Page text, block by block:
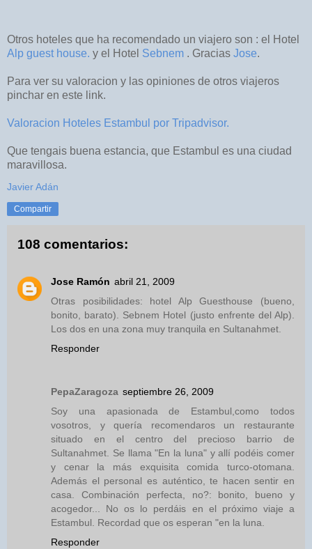
Otros hoteles que ha recomendado un viajero son : el Hotel
Alp guest house. y el Hotel Sebnem . Gracias Jose.
Para ver su valoracion y las opiniones de otros viajeros
pinchar en este link.
Valoracion Hoteles Estambul por Tripadvisor.
Que tengais buena estancia, que Estambul es una ciudad
maravillosa.
Javier Adán
Compartir
108 comentarios:
Jose Ramón abril 21, 2009
Otras posibilidades: hotel Alp Guesthouse (bueno,
bonito, barato). Sebnem Hotel (justo enfrente del Alp).
Los dos en una zona muy tranquila en Sultanahmet.
Responder
PepaZaragoza septiembre 26, 2009
Soy una apasionada de Estambul,como todos
vosotros, y quería recomendaros un restaurante
situado en el centro del precioso barrio de
Sultanahmet. Se llama "En la luna" y allí podéis comer
y cenar la más exquisita comida turco-otomana.
Además el personal es auténtico, te hacen sentir en
casa. Combinación perfecta, no?: bonito, bueno y
acogedor... No os lo perdáis en el próximo viaje a
Estambul. Recordad que os esperan "en la luna.
Responder